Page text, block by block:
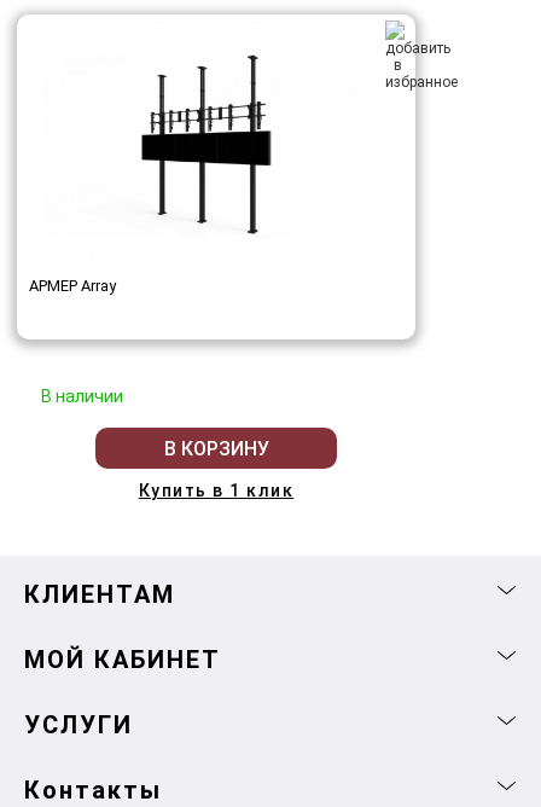
АРМЕР Array
В наличии
В КОРЗИНУ
Купить в 1 клик
КЛИЕНТАМ
МОЙ КАБИНЕТ
УСЛУГИ
Контакты